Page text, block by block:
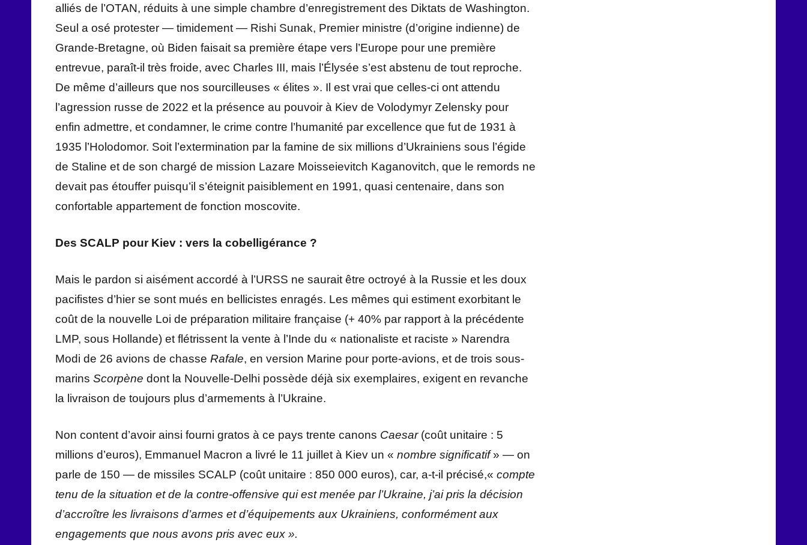
alliés de l’OTAN, réduits à une simple chambre d’enregistrement des Diktats de Washington.
Seul a osé protester — timidement — Rishi Sunak, Premier ministre (d’origine indienne) de
Grande-Bretagne, où Biden faisait sa première étape vers l’Europe pour une première
entrevue, paraît-il très froide, avec Charles III, mais l’Élysée s’est abstenu de tout reproche.
De même d’ailleurs que nos sourcilleuses « élites ». Il est vrai que celles-ci ont attendu
l’agression russe de 2022 et la présence au pouvoir à Kiev de Volodymyr Zelensky pour
enfin admettre, et condamner, le crime contre l’humanité par excellence que fut de 1931 à
1935 l’Holodomor. Soit l’extermination par la famine de six millions d’Ukrainiens sous l’égide
de Staline et de son chargé de mission Lazare Moisseievitch Kaganovitch, que le remords ne
devait pas étouffer puisqu’il s’éteignit paisiblement en 1991, quasi centenaire, dans son
confortable appartement de fonction moscovite.
Des SCALP pour Kiev : vers la cobelligérance ?
Mais le pardon si aisément accordé à l’URSS ne saurait être octroyé à la Russie et les doux
pacifistes d’hier se sont mués en bellicistes enragés. Les mêmes qui estiment exorbitant le
coût de la nouvelle Loi de préparation militaire française (+ 40% par rapport à la précédente
LMP, sous Hollande) et flétrissent la vente à l’Inde du « nationaliste et raciste » Narendra
Modi de 26 avions de chasse Rafale, en version Marine pour porte-avions, et de trois sous-
marins Scorpène dont la Nouvelle-Delhi possède déjà six exemplaires, exigent en revanche
la livraison de toujours plus d’armements à l’Ukraine.
Non content d’avoir ainsi fourni gratos à ce pays trente canons Caesar (coût unitaire : 5
millions d’euros), Emmanuel Macron a livré le 11 juillet à Kiev un « nombre significatif» — on
parle de 150 — de missiles SCALP (coût unitaire : 850 000 euros), car, a-t-il précisé,« compte
tenu de la situation et de la contre-offensive qui est menée par l’Ukraine, j’ai pris la décision
d’accroître les livraisons d’armes et d’équipements aux Ukrainiens, conformément aux
engagements que nous avons pris avec eux ».